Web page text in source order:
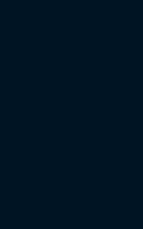
sondern
wir
wertvolle
Informationen
und